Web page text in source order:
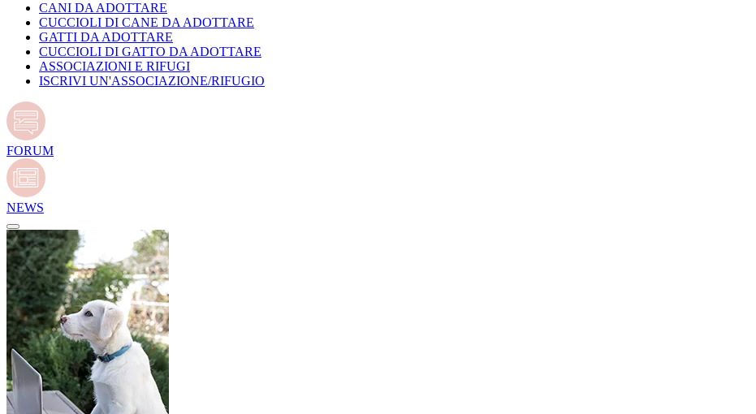
CANI DA ADOTTARE
CUCCIOLI DI CANE DA ADOTTARE
GATTI DA ADOTTARE
CUCCIOLI DI GATTO DA ADOTTARE
ASSOCIAZIONI E RIFUGI
ISCRIVI UN'ASSOCIAZIONE/RIFUGIO
FORUM
NEWS